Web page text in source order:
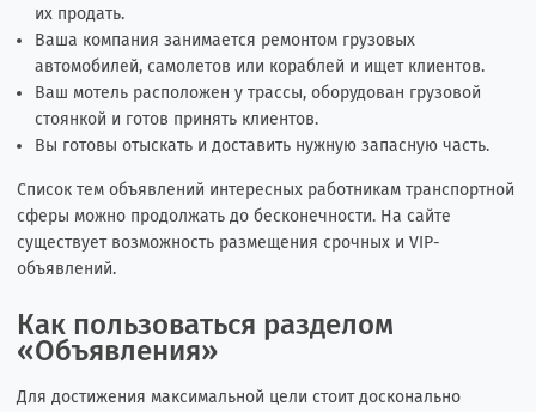
их продать.
Ваша компания занимается ремонтом грузовых
автомобилей, самолетов или кораблей и ищет клиентов.
Ваш мотель расположен у трассы, оборудован грузовой
стоянкой и готов принять клиентов.
Вы готовы отыскать и доставить нужную запасную часть.
Список тем объявлений интересных работникам транспортной
сферы можно продолжать до бесконечности. На сайте
существует возможность размещения срочных и VIP-
объявлений.
Как пользоваться разделом
«Объявления»
Для достижения максимальной цели стоит досконально